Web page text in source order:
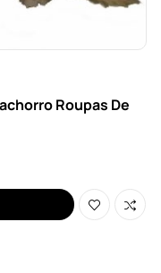
Roupas De